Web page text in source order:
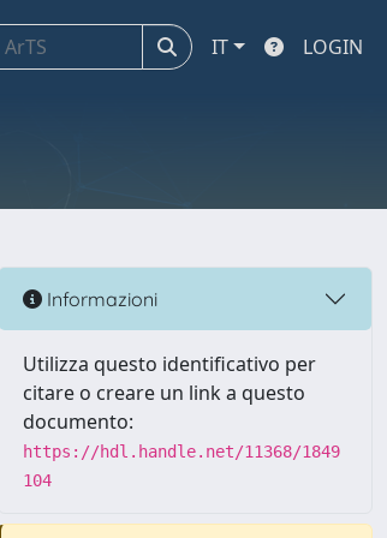
IT LOGIN
Informazioni
Utilizza questo identificativo per
citare o creare un link a questo
documento:
https://hdl.handle.net/11368/1849
104